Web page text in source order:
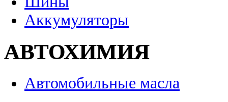
Аккумуляторы
АВТОХИМИЯ
Автомобильные масла